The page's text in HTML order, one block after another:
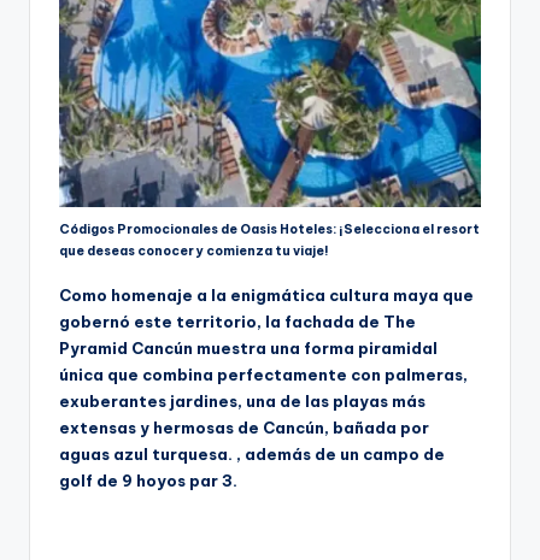
Códigos Promocionales de Oasis Hoteles: ¡Selecciona el resort
que deseas conocer y comienza tu viaje!
Como homenaje a la enigmática cultura maya que
gobernó este territorio, la fachada de The
Pyramid Cancún muestra una forma piramidal
única que combina perfectamente con palmeras,
exuberantes jardines, una de las playas más
extensas y hermosas de Cancún, bañada por
aguas azul turquesa. , además de un campo de
golf de 9 hoyos par 3.